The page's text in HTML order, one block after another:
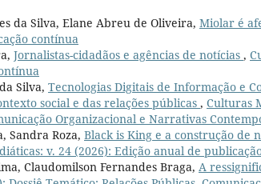
da Silva, Elane Abreu de Oliveira, Miolar é
contínua
Jornalistas-cidadãos e agências de notícias ,
Silva, Tecnologias Digitais de Informação e
social e das relações públicas , Culturas
Organizacional e Narrativas
Sandra Roza, Black is King e a construção de
v. 24 (2026): Edição anual de
Claudomilson Fernandes Braga, A